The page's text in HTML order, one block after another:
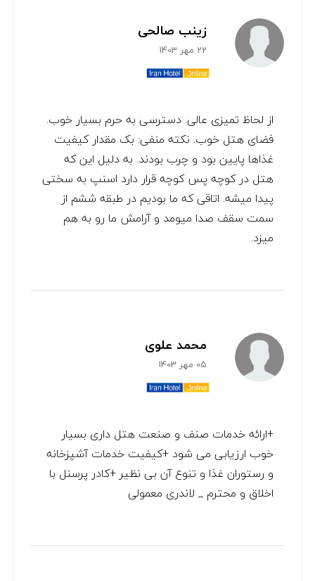
زینب صالحی
22 مهر 1403
از لحاظ تمیزی عالی. دسترسی به حرم بسیار خوب.
فضای هتل خوب. نکته منفی: بک مقدار کیفیت
غذاها پایین بود و چرب بودند. به دلیل این که
هتل در کوچه پس کوچه قرار دارد اسنپ به سختی
پیدا میشه. اتاقی که ما بودیم در طبقه ششم از
سمت سقف صدا میومد و آرامش ما رو به هم
میزد.
محمد علوی
05 مهر 1403
+ارائه خدمات صنف و صنعت هتل داری بسیار
خوب ارزیابی می شود +کیفیت خدمات آشپزخانه
و رستوران غذا و تنوع آن بی نظیر +کادر پرسنل با
اخلاق و محترم _ لاندری معمولی